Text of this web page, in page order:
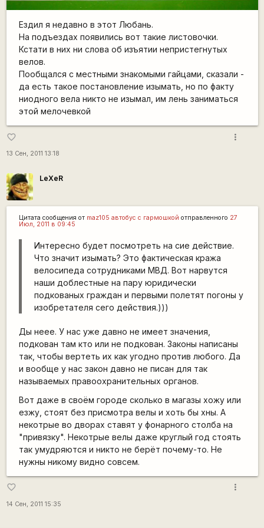
Ездил я недавно в этот Любань.
На подъездах появились вот такие листовочки.
Кстати в них ни слова об изъятии непристегнутых
велов.
Пообщался с местными знакомыми гайцами, сказали -
да есть такое постановление изымать, но по факту
ниодного вела никто не изымал, им лень заниматься
этой мелочевкой
favorite_border
13 Сен, 2011 13:18
more_vert
LeXeR
Цитата сообщения от maz105 автобус с гармошкой отправленного 27
Июл, 2011 в 09:45
Интересно будет посмотреть на сие действие.
Что значит изымать? Это фактическая кража
велосипеда сотрудниками МВД. Вот нарвутся
наши доблестные на пару юридически
подкованых граждан и первыми полетят погоны у
изобретателя сего действия.)))
Ды неее. У нас уже давно не имеет значения,
подкован там кто или не подкован. Законы написаны
так, чтобы вертеть их как угодно против любого. Да
и вообще у нас закон давно не писан для так
называемых правоохранительных органов.
Вот даже в своём городе сколько в магазы хожу или
езжу, стоят без присмотра велы и хоть бы хны. А
некотрые во дворах ставят у фонарного столба на
"привязку". Некотрые велы даже круглый год стоять
так умудряются и никто не берёт почему-то. Не
нужны никому видно совсем.
favorite_border
14 Сен, 2011 15:35
more_vert